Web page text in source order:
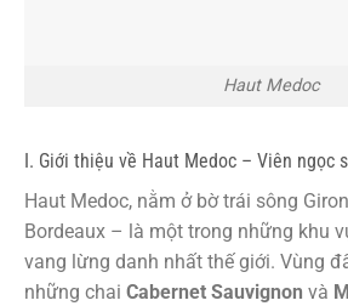
Haut Medoc
I. Giới thiệu về Haut Medoc – Viên ngọc
Haut Medoc, nằm ở bờ trái sông
Bordeaux – là một trong những khu
vang lừng danh nhất thế giới. Vùng
những chai Cabernet Sauvignon và